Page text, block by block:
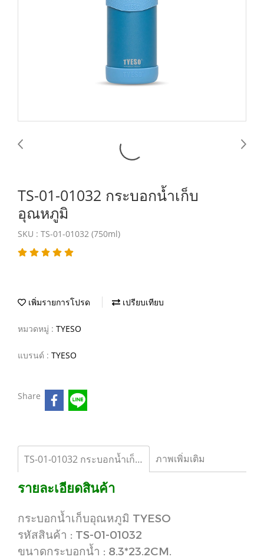
TS-01-01032 กระบอกน้ำเก็บ
อุณหภูมิ
SKU : TS-01-01032 (750ml)
เพิ่มรายการโปรด เปรียบเทียบ
หมวดหมู่ : TYESO
แบรนด์ : TYESO
Share
TS-01-01032 กระบอกน้ำเก็บอุณหภูมิ ภาพเพิ่มเติม
รายละเอียดสินค้า
กระบอกน้ำเก็บอุณหภูมิ TYESO
รหัสสินค้า : TS-01-01032
ขนาดกระบอกน้ำ : 8.3*23.2CM.